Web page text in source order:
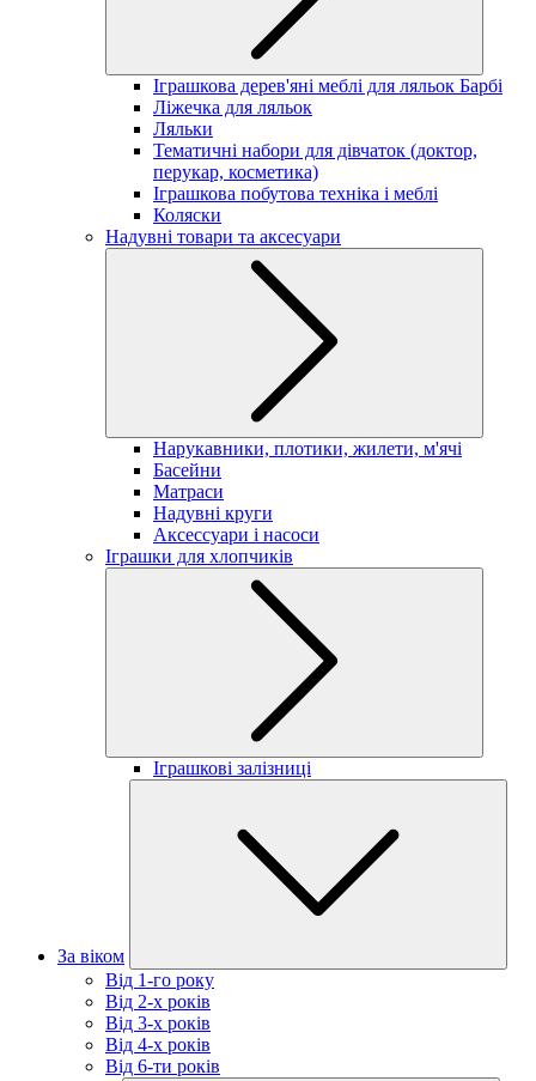
Іграшкова дерев'яні меблі для ляльок Барбі
Ліжечка для ляльок
Ляльки
Тематичні набори для дівчаток (доктор,
перукар, косметика)
Іграшкова побутова техніка і меблі
Коляски
Надувні товари та аксесуари
Нарукавники, плотики, жилети, м'ячі
Басейни
Матраси
Надувні круги
Аксессуари і насоси
Іграшки для хлопчиків
Іграшкові залізниці
За віком
Від 1-го року
Від 2-х років
Від 3-х років
Від 4-х років
Від 6-ти років